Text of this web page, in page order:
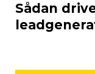
Sådan